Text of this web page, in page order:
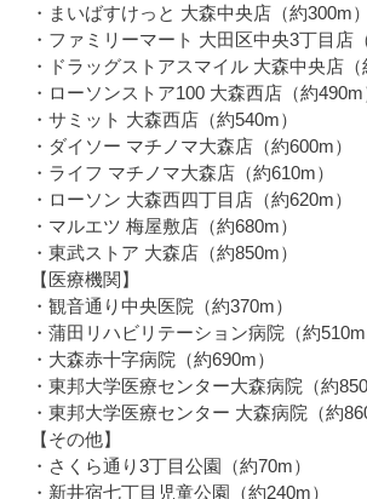
・まいばすけっと 大森中央店（約300m）
・ファミリーマート 大田区中央3丁目店
・ドラッグストアスマイル 大森中央店（
・ローソンストア100 大森西店（約490m
・サミット 大森西店（約540m）
・ダイソー マチノマ大森店（約600m）
・ライフ マチノマ大森店（約610m）
・ローソン 大森西四丁目店（約620m）
・マルエツ 梅屋敷店（約680m）
・東武ストア 大森店（約850m）
【医療機関】
・観音通り中央医院（約370m）
・蒲田リハビリテーション病院（約510m
・大森赤十字病院（約690m）
・東邦大学医療センター大森病院（約
・東邦大学医療センター 大森病院（約
【その他】
・さくら通り3丁目公園（約70m）
・新井宿七丁目児童公園（約240m）